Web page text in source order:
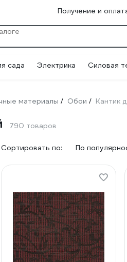
Получение и
сада Электрика Силовая
материалы / Обои / Кантик
790 товаров
Сортировать по: По